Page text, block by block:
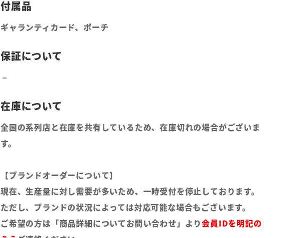
ギャランティカード、ポーチ
全国の系列店と在庫を共有しているため、在庫切れの場合がございま
す。
【ブランドオーダーについて】
現在、生産量に対し需要が多いため、一時受付を停止しております。
ただし、ブランドの状況によっては対応可能な場合もございます。
ご希望の方は「商品詳細についてお問い合わせ」より会員IDを明記の